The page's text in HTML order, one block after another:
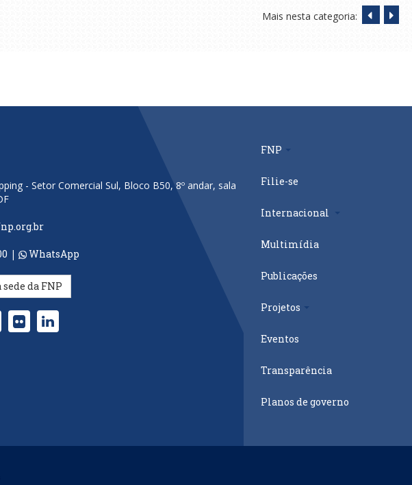
Mais nesta categoria:
- Setor Comercial Sul, Bloco B50, 8º andar, sala
| WhatsApp
da FNP
FNP
Filie-se
Internacional
Multimídia
Publicações
Projetos
Eventos
Transparência
Planos de governo